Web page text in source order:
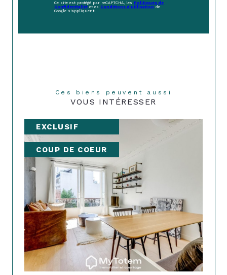
Ce site est protégé par reCAPTCHA, lesPolitiques de
Confidentialité et esConditions d'utilisation de
Google s'appliquent.
Ces biens peuvent aussi
VOUS INTÉRESSER
EXCLUSIF
COUP DE COEUR